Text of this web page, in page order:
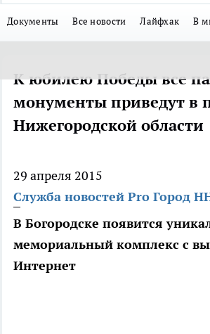
Документы Все новости Лайфхак В
К юбилею Победы все
монументы приведут в
Нижегородской области
29 апреля 2015
Служба новостей Pro Город
В Богородске появится
мемориальный комплекс с
Интернет